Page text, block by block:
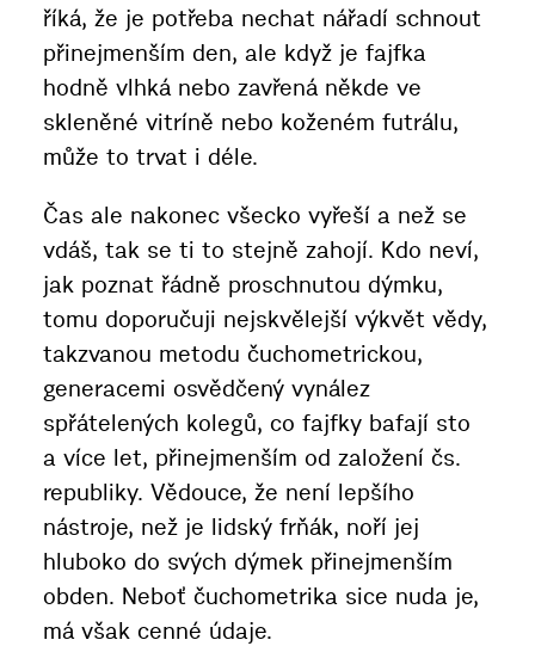
říká, že je potřeba nechat nářadí schnout
přinejmenším den, ale když je fajfka
hodně vlhká nebo zavřená někde ve
skleněné vitríně nebo koženém futrálu,
může to trvat i déle.
Čas ale nakonec všecko vyřeší a než se
vdáš, tak se ti to stejně zahojí. Kdo neví,
jak poznat řádně proschnutou dýmku,
tomu doporučuji nejskvělejší výkvět vědy,
takzvanou metodu čuchometrickou,
generacemi osvědčený vynález
spřátelených kolegů, co fajfky bafají sto
a více let, přinejmenším od založení čs.
republiky. Vědouce, že není lepšího
nástroje, než je lidský frňák, noří jej
hluboko do svých dýmek přinejmenším
obden. Neboť čuchometrika sice nuda je,
má však cenné údaje.